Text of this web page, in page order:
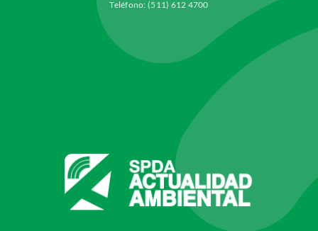
Teléfono: (511) 612 4700